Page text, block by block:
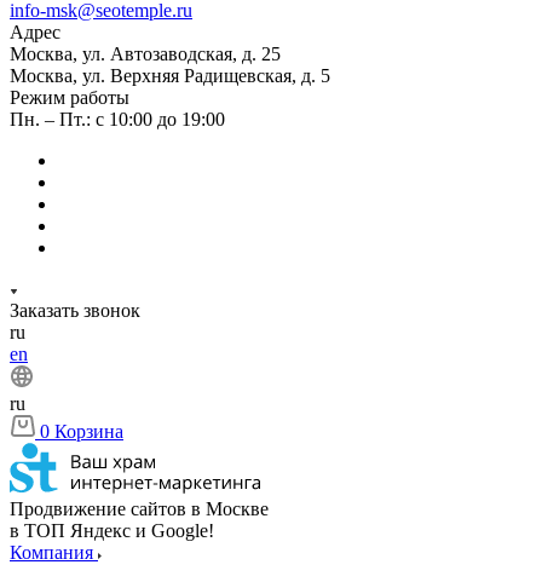
info-msk@seotemple.ru
Адрес
Москва, ул. Автозаводская, д. 25
Москва, ул. Верхняя Радищевская, д. 5
Режим работы
Пн. – Пт.: с 10:00 до 19:00
Заказать звонок
ru
en
ru
0 Корзина
Продвижение сайтов в Москве
в ТОП Яндекс и Google!
Компания